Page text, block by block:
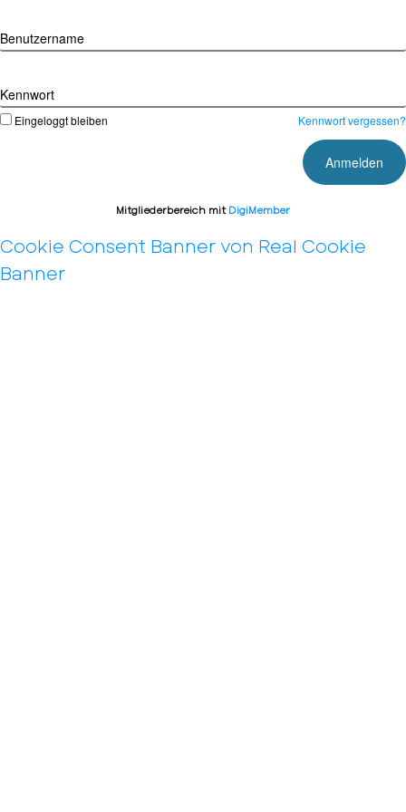
Benutzername
Kennwort
Eingeloggt bleiben Kennwort vergessen?
Mitgliederbereich mit DigiMember
Cookie Consent Banner von Real Cookie
Banner